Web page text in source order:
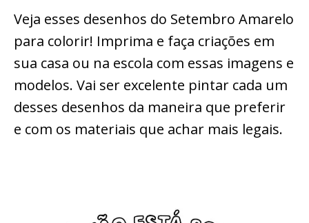
Veja esses desenhos do Setembro Amarelo
para colorir! Imprima e faça criações em
sua casa ou na escola com essas imagens e
modelos. Vai ser excelente pintar cada um
desses desenhos da maneira que preferir
e com os materiais que achar mais legais.